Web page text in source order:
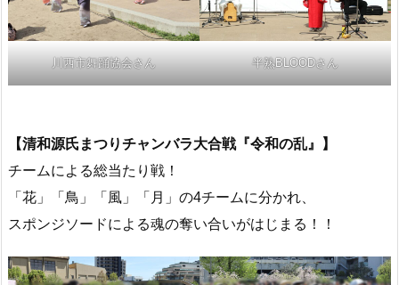
川西市舞踊協会さん 半熟BLOODさん
【清和源氏まつりチャンバラ大合戦『令和の乱』】
チームによる総当たり戦！
「花」「鳥」「風」「月」の4チームに分かれ、
スポンジソードによる魂の奪い合いがはじまる！！